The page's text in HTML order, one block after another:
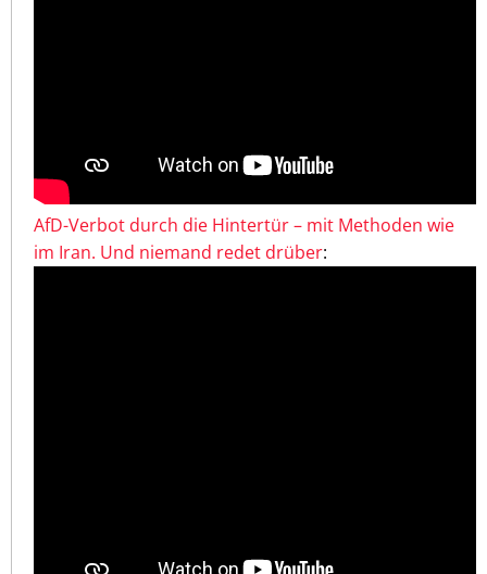
AfD-Verbot durch die Hintertür – mit Methoden wie
im Iran. Und niemand redet drüber: